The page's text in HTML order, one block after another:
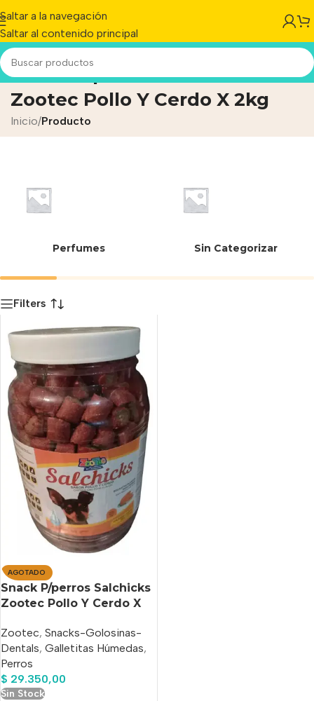
Saltar a la navegación
Saltar al contenido principal
Snack P/perros Salchicks
Zootec Pollo Y Cerdo X 2kg
Inicio/Producto
Perfumes Sin Categorizar
Filters
AGOTADO
Snack P/perros Salchicks
Zootec Pollo Y Cerdo X
Zootec, Snacks-Golosinas-
Dentals, Galletitas Húmedas,
Perros
$ 29.350,00
Sin Stock